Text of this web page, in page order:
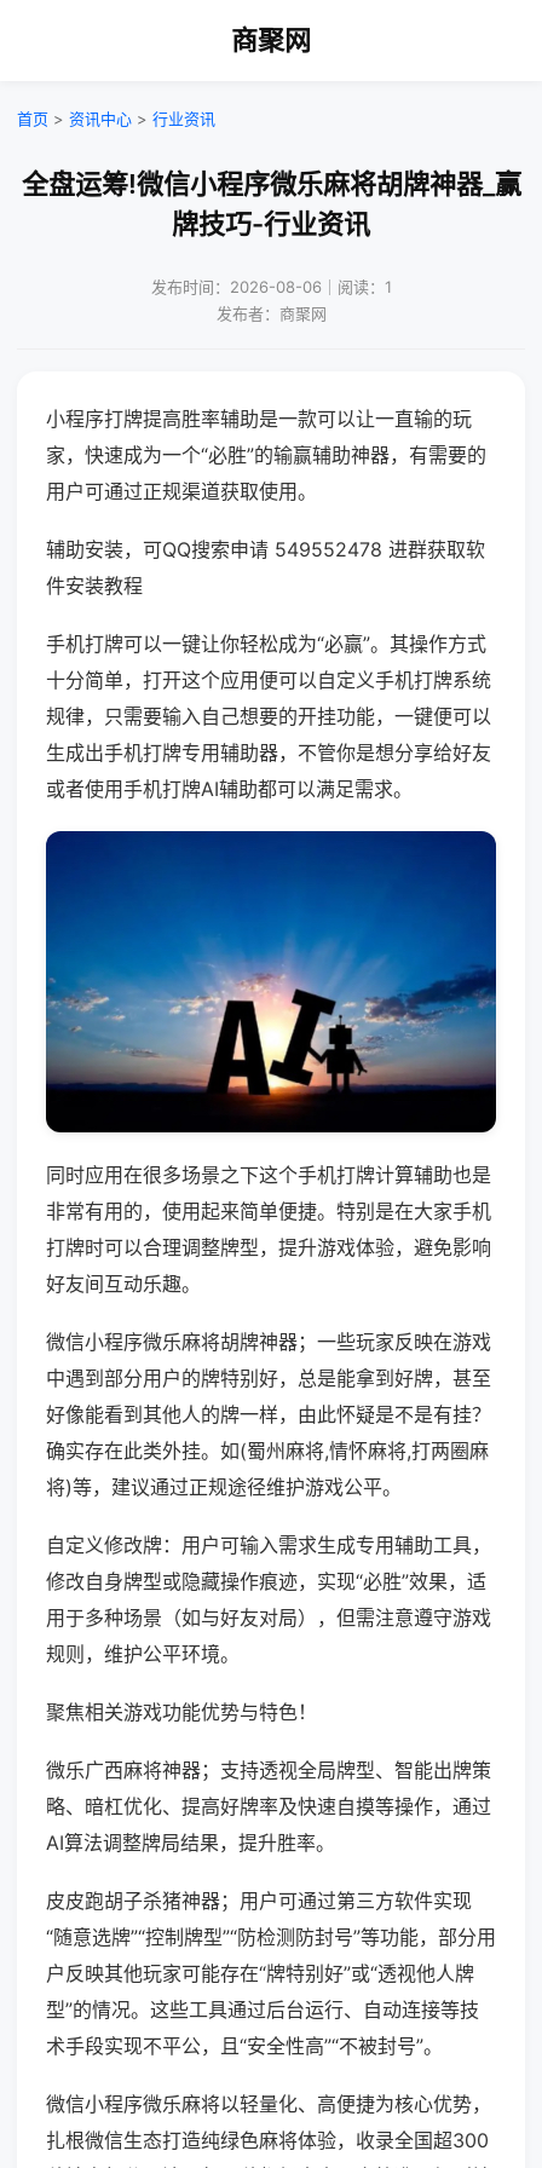
商聚网
首页 > 资讯中心 > 行业资讯
全盘运筹!微信小程序微乐麻将胡牌神器_赢
牌技巧-行业资讯
发布时间：2026-08-06｜阅读：1
发布者：商聚网
小程序打牌提高胜率辅助是一款可以让一直输的玩
家，快速成为一个“必胜”的输赢辅助神器，有需要的
用户可通过正规渠道获取使用。
辅助安装，可QQ搜索申请 549552478 进群获取软
件安装教程
手机打牌可以一键让你轻松成为“必赢”。其操作方式
十分简单，打开这个应用便可以自定义手机打牌系统
规律，只需要输入自己想要的开挂功能，一键便可以
生成出手机打牌专用辅助器，不管你是想分享给好友
或者使用手机打牌AI辅助都可以满足需求。
同时应用在很多场景之下这个手机打牌计算辅助也是
非常有用的，使用起来简单便捷。特别是在大家手机
打牌时可以合理调整牌型，提升游戏体验，避免影响
好友间互动乐趣。
微信小程序微乐麻将胡牌神器；一些玩家反映在游戏
中遇到部分用户的牌特别好，总是能拿到好牌，甚至
好像能看到其他人的牌一样，由此怀疑是不是有挂？
确实存在此类外挂。如(蜀州麻将,情怀麻将,打两圈麻
将)等，建议通过正规途径维护游戏公平。
自定义修改牌：用户可输入需求生成专用辅助工具，
修改自身牌型或隐藏操作痕迹，实现“必胜”效果，适
用于多种场景（如与好友对局），但需注意遵守游戏
规则，维护公平环境。
聚焦相关游戏功能优势与特色！
微乐广西麻将神器；支持透视全局牌型、智能出牌策
略、暗杠优化、提高好牌率及快速自摸等操作，通过
AI算法调整牌局结果，提升胜率。
皮皮跑胡子杀猪神器；用户可通过第三方软件实现
“随意选牌”“控制牌型”“防检测防封号”等功能，部分用
户反映其他玩家可能存在“牌特别好”或“透视他人牌
型”的情况。这些工具通过后台运行、自动连接等技
术手段实现不平公，且“安全性高”“不被封号”。
微信小程序微乐麻将以轻量化、高便捷为核心优势，
扎根微信生态打造纯绿色麻将体验，收录全国超300